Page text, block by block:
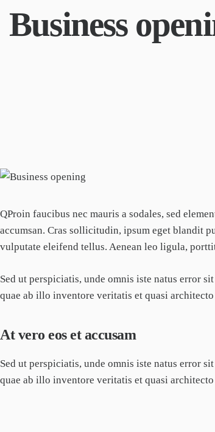
Business
QProin faucibus nec mauris a sodales, sed
accumsan. Cras sollicitudin, ipsum eget blandit
vulputate eleifend tellus. Aenean leo ligula,
Sed ut perspiciatis, unde omnis iste natus error
quae ab illo inventore veritatis et quasi
At vero eos et accusam
Sed ut perspiciatis, unde omnis iste natus error
quae ab illo inventore veritatis et quasi